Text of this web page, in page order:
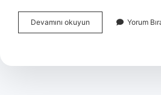
Devamını okuyun
Çocuklukta
Kaça
Yorum